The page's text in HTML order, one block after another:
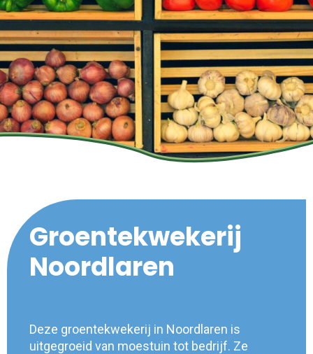
Groentekwekerij
Noordlaren
Deze groentekwekerij in Noordlaren is
uitgegroeid van moestuin tot bedrijf. Ze